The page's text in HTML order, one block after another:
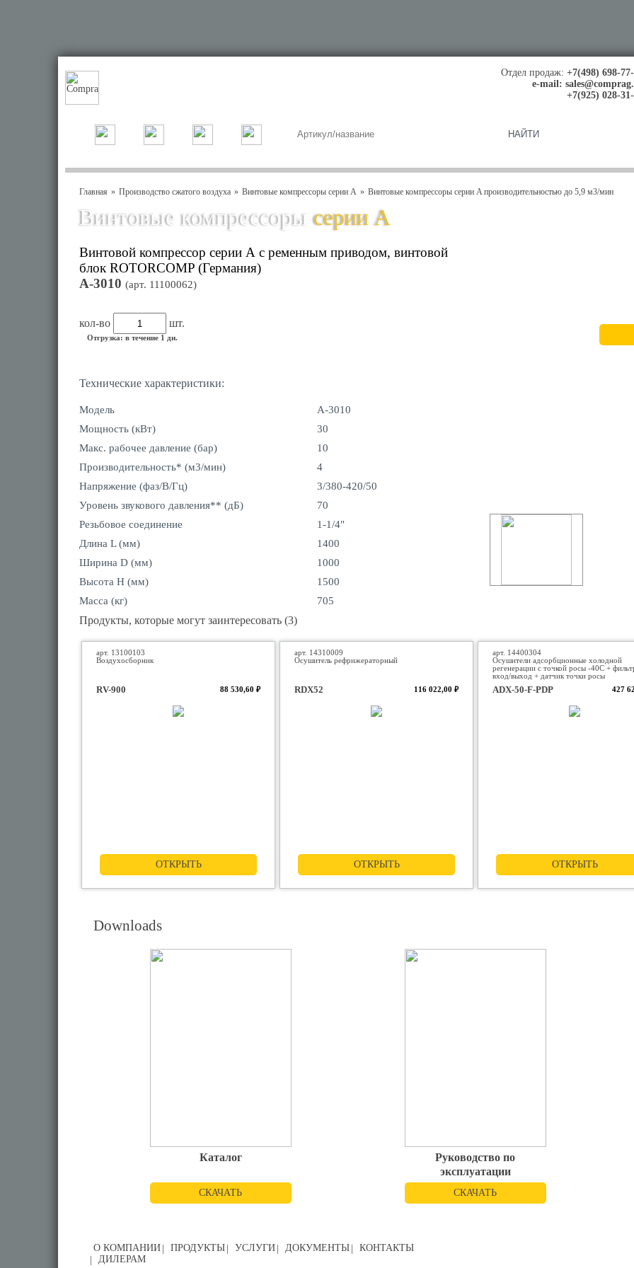
Отдел продаж: +7(498) 698-
e-mail:
+7(925) 028-
Главная Производство сжатого воздуха Винтовые компрессоры серии A Винтовые компрессоры серии A производительностью до 5,9 м3/мин
Винтовые компрессорысерии A
Винтовой компрессор серии А с ременным приводом, винтовой
блок ROTORCOMP (Германия)
А-3010 (арт. 11100062)
кол-во шт.
Отгрузка: в течение 1 дн.
Технические характеристики:
Модель
А-3010
Мощность (кВт)
30
Макс. рабочее давление (бар)
10
Производительность* (м3/мин)
4
Напряжение (фаз/В/Гц)
3/380-420/50
Уровень звукового давления** (дБ)
70
Резьбовое соединение
1-1/4"
Длина L (мм)
1400
Ширина D (мм)
1000
Высота H (мм)
1500
Масса (кг)
705
Продукты, которые могут заинтересовать (3)
арт. 13100103
Воздухосборник
RV-900 88 530,60 ₽
ОТКРЫТЬ
арт. 14310009
Осушитель рефрижераторный
RDX52 116 022,00 ₽
ОТКРЫТЬ
арт. 14400304
Осушители адсорбционные холодной
регенерации с точкой росы -40С +
вход/выход + датчик точки росы
ADX-50-F-PDP 427
ОТКРЫТЬ
Downloads
Каталог
СКАЧАТЬ
Руководство по
эксплуатации
СКАЧАТЬ
О КОМПАНИИ ПРОДУКТЫ УСЛУГИ ДОКУМЕНТЫ
КОНТАКТЫ
ДИЛЕРАМ